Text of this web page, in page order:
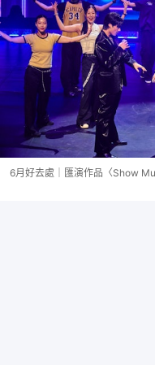
6月好去處｜匯演作品〈Show